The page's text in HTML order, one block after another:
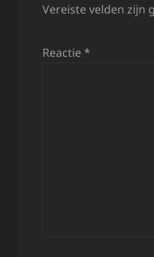
Vereiste velden zijn
Reactie *